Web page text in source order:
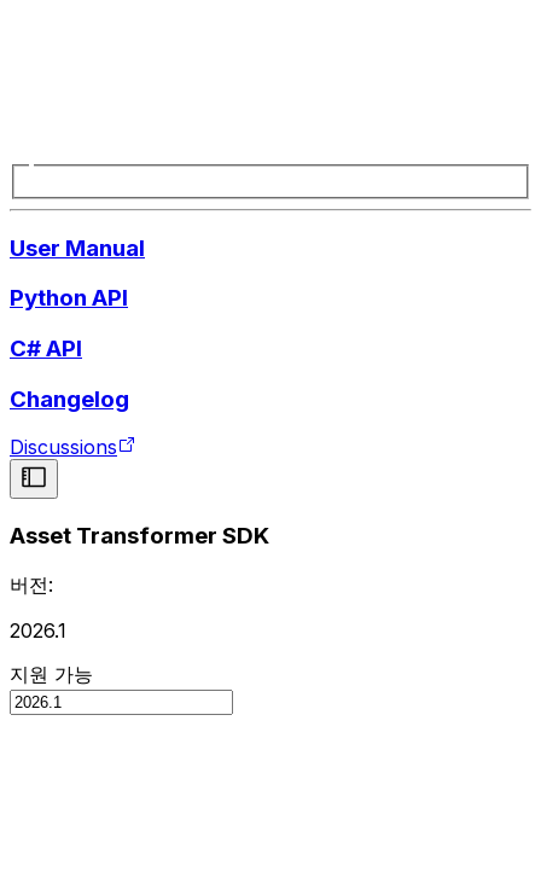
User Manual
Python API
C# API
Changelog
Discussions
Asset Transformer SDK
버전:
2026.1
지원 가능